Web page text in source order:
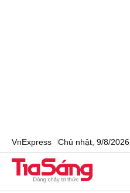
VnExpress Chủ nhật, 9/8/2026